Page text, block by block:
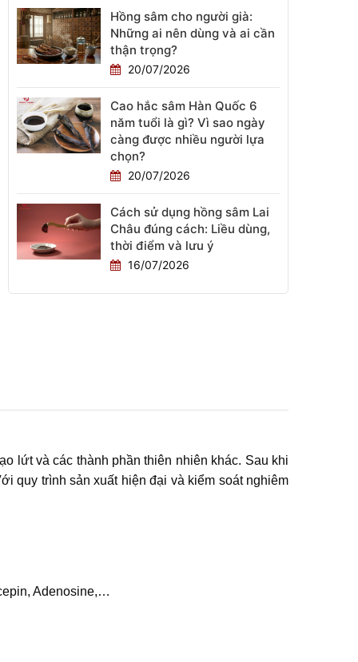
Hồng sâm cho người già:
Những ai nên dùng và ai cần
thận trọng?
20/07/2026
Cao hắc sâm Hàn Quốc 6
năm tuổi là gì? Vì sao ngày
càng được nhiều người lựa
chọn?
20/07/2026
Cách sử dụng hồng sâm Lai
Châu đúng cách: Liều dùng,
thời điểm và lưu ý
16/07/2026
lứt và các thành phần thiên nhiên khác. Sau khi
quy trình sản xuất hiện đại và kiểm soát nghiêm
Adenosine,…